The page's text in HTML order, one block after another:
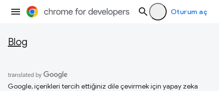
Oturum aç
Blog
Google, içerikleri tercih ettiğiniz dile çevirmek için yapay zeka